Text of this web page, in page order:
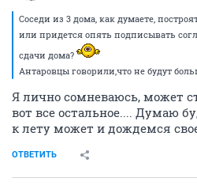
Соседи из 3 дома, как думаете,
или придется опять подписывать
сдачи дома?
Антаровцы говорили,что не будут
Я лично сомневаюсь, может
вот все остальное.... Думаю
к лету может и дождемся
ОТВЕТИТЬ